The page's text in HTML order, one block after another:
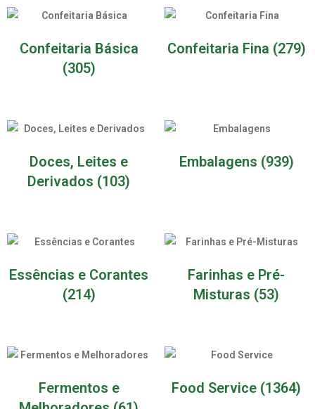
Confeitaria Básica
(305)
Confeitaria Fina (279)
Doces, Leites e
Derivados (103)
Embalagens (939)
Essências e Corantes
(214)
Farinhas e Pré-
Misturas (53)
Fermentos e
Food Service (1364)